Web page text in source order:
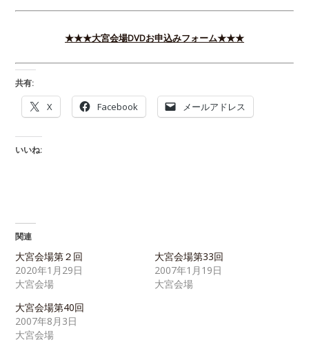
★★★大宮会場DVDお申込みフォーム★★★
共有:
X Facebook メールアドレス
いいね:
関連
大宮会場第２回
2020年1月29日
大宮会場
大宮会場第33回
2007年1月19日
大宮会場
大宮会場第40回
2007年8月3日
大宮会場